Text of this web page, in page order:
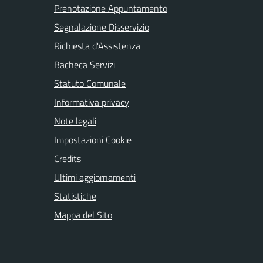
Prenotazione Appuntamento
Segnalazione Disservizio
Richiesta d'Assistenza
Bacheca Servizi
Statuto Comunale
Informativa privacy
Note legali
Impostazioni Cookie
Credits
Ultimi aggiornamenti
Statistiche
Mappa del Sito